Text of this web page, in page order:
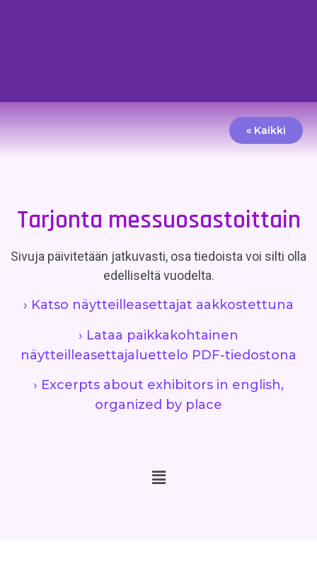
« Kaikki
Tarjonta messuosastoittain
Sivuja päivitetään jatkuvasti, osa tiedoista voi silti olla
edelliseltä vuodelta.
› Katso näytteilleasettajat aakkostettuna
› Lataa paikkakohtainen
näytteilleasettajaluettelo PDF-tiedostona
› Excerpts about exhibitors in english,
organized by place